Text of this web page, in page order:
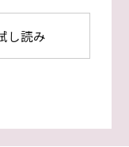
し読み